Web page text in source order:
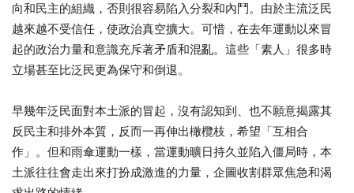
向和民主的組織， 否則很容易陷入分裂和內鬥。由於主流泛民
越來越不受信任， 使政治真空擴大。可惜， 在去年運動以來冒
起的政治力量和意識充斥著矛盾和混亂。這些「素人」很多時
立場甚至比泛民更為保守和倒退。
早幾年泛民面對本土派的冒起，沒有認知到、 也不願意揭露其
反民主和排外本質，反而一再伸出橄欖枝，希望「互相合
作」。但和雨傘運動一樣，當運動曠日持久並陷入僵局時， 本
土派往往會走出來打扮成激進的力量， 企圖收割群眾焦急和渴